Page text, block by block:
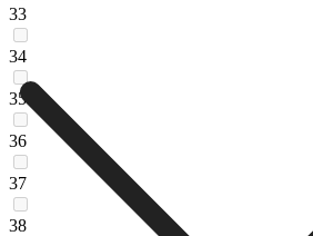
33
34
35
36
37
38